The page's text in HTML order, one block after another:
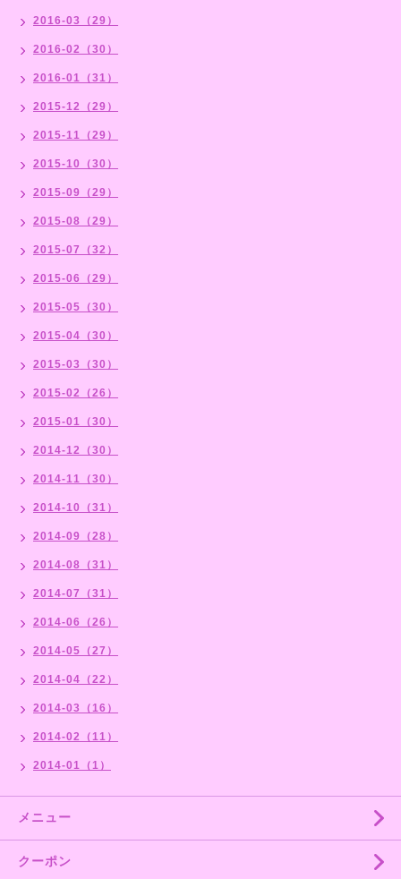
2016-03（29）
2016-02（30）
2016-01（31）
2015-12（29）
2015-11（29）
2015-10（30）
2015-09（29）
2015-08（29）
2015-07（32）
2015-06（29）
2015-05（30）
2015-04（30）
2015-03（30）
2015-02（26）
2015-01（30）
2014-12（30）
2014-11（30）
2014-10（31）
2014-09（28）
2014-08（31）
2014-07（31）
2014-06（26）
2014-05（27）
2014-04（22）
2014-03（16）
2014-02（11）
2014-01（1）
メニュー
クーポン